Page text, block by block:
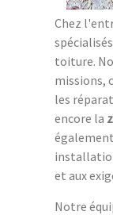
Chez
toiture.
missions,
les
encore la
et aux
Notre